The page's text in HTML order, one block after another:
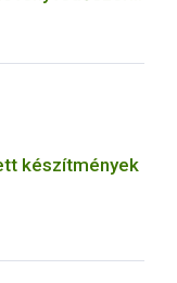
engedély
irányuló
készítmények